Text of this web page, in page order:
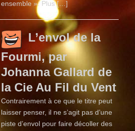
ensemble ». Plus […]
L’envol de la
Fourmi, par
Johanna Gallard de
la Cie Au Fil du Vent
Contrairement à ce que le titre peut
laisser penser, il ne s’agit pas d’une
piste d’envol pour faire décoller des